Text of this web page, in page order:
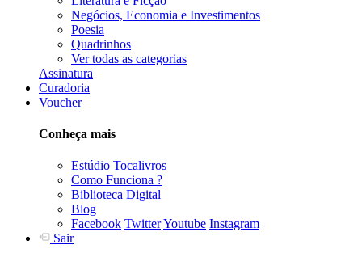
Negócios, Economia e Investimentos
Poesia
Quadrinhos
Ver todas as categorias
Assinatura
Curadoria
Voucher
Conheça mais
Estúdio Tocalivros
Como Funciona ?
Biblioteca Digital
Blog
Facebook TwitterYoutube Instagram
Sair